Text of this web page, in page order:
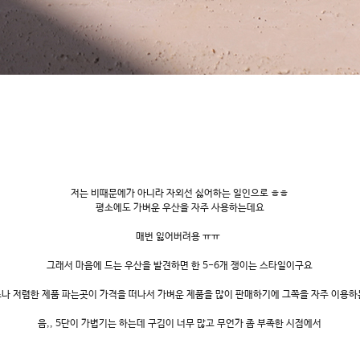
저는 비때문에가 아니라 자외선 싫어하는 일인으로 ㅎㅎ
평소에도 가벼운 우산을 자주 사용하는데요
매번 잃어버려용 ㅠㅠ
그래서 마음에 드는 우산을 발견하면 한 5-6개 쟁이는 스타일이구요
저렴한 제품 파는곳이 가격을 떠나서 가벼운 제품을 많이 판매하기에 그쪽을 자주 이용
음,, 5단이 가볍기는 하는데 구김이 너무 많고 무언가 좀 부족한 시점에서